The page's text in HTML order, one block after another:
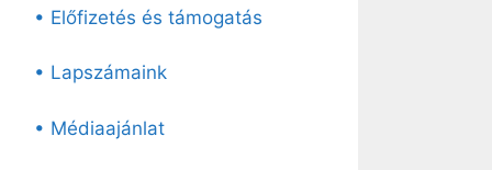
• Előfizetés és támogatás
• Lapszámaink
• Médiaajánlat